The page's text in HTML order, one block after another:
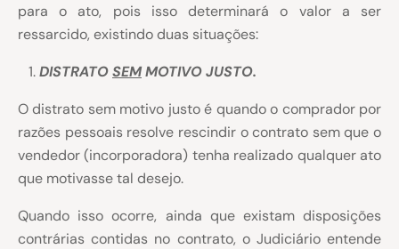
para o ato, pois isso determinará o valor a ser
ressarcido, existindo duas situações:
DISTRATOSEMMOTIVO JUSTO.
O distrato sem motivo justo é quando o comprador por
razões pessoais resolve rescindir o contrato sem que o
vendedor (incorporadora) tenha realizado qualquer ato
que motivasse tal desejo.
Quando isso ocorre, ainda que existam disposições
contrárias contidas no contrato, o Judiciário entende